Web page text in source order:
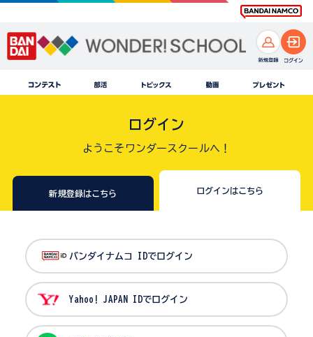
ログイン
ようこそワンダースクールへ！
新規登録はこちら ログインはこちら
バンダイナムコ IDでログイン
Yahoo! JAPAN IDでログイン